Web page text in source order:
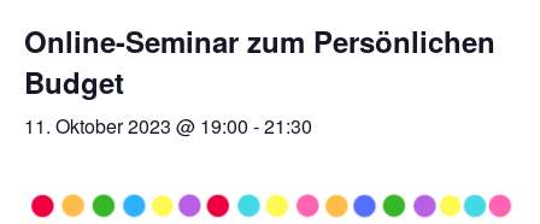
Online-Seminar zum Persönlichen
Budget
11. Oktober 2023 @ 19:00 -21:30